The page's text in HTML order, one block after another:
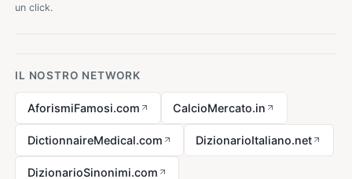
un click.
IL NOSTRO NETWORK
AforismiFamosi.com CalcioMercato.in
DictionnaireMedical.com DizionarioItaliano.net
DizionarioSinonimi.com